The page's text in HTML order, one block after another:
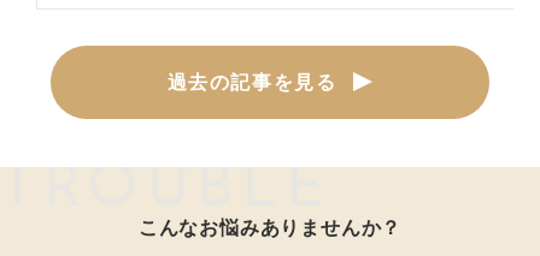
過去の記事を見る
こんなお悩みありませんか？